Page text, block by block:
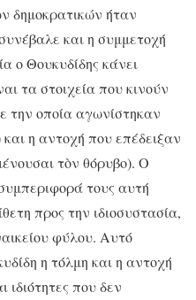
δημοκρατικών ήταν
και η συμμετοχή
ο Θουκυδίδης κάνει
τα στοιχεία που κινούν
την οποία αγωνίστηκαν
η αντοχή που επέδειξαν
τὸν θόρυβο). Ο
τους αυτή
προς την ιδιοσυστασία,
φύλου. Αυτό
η τόλμη και η αντοχή
ιδιότητες που δεν